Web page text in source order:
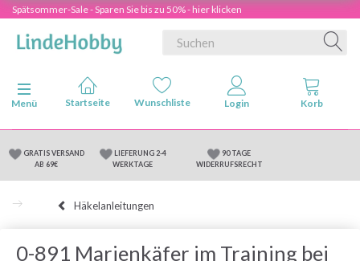
Spätsommer-Sale - Sparen Sie bis zu 50% - hier klicken
Anzeige ändern
Menü
GRATIS VERSAND
AB 69€
LIEFERUNG 2-4
WERKTAGE
90 TAGE
WIDERRUFSRECHT
Häkelanleitungen
0-891 Marienkäfer im Training bei